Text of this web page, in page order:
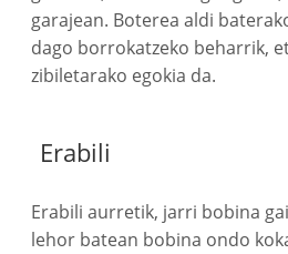
garajean. Boterea aldi
dago borrokatzeko beharrik,
zibiletarako egokia da.
Erabili
Erabili aurretik, jarri bobina
lehor batean bobina ondo